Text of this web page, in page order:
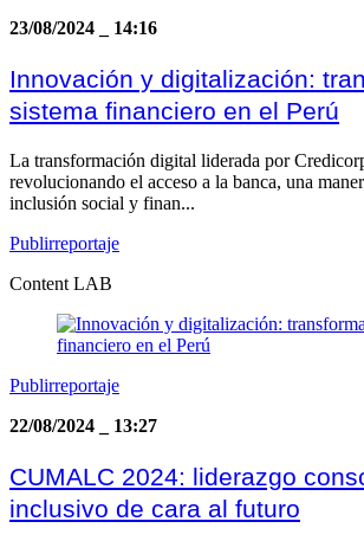
23/08/2024
14:16
Innovación y digitalización:
sistema financiero en el Perú
La transformación digital liderada por
revolucionando el acceso a la banca, una
inclusión social y finan...
Publirreportaje
Content LAB
Publirreportaje
22/08/2024
13:27
CUMALC 2024: liderazgo
inclusivo de cara al futuro